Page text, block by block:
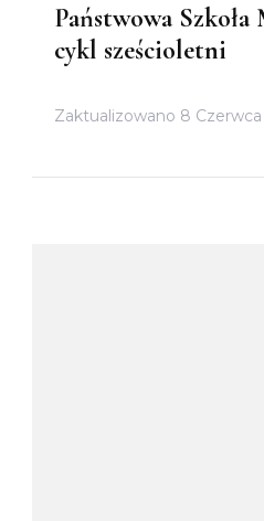
Państwowa
cykl sześcioletni
Zaktualizowano 8